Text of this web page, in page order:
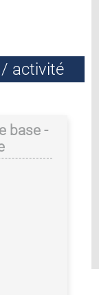
/ activité
base -